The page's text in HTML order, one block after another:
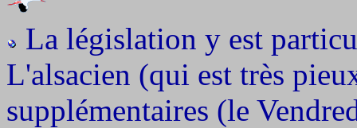
La législation y est
L'alsacien (qui est très
supplémentaires (le